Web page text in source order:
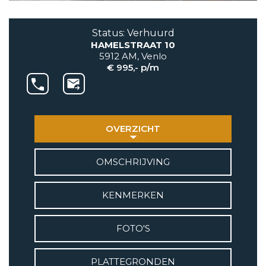
AANBOD
5931 CX Tegelen
info@vetebe.nl
BEL VETEBE
E-MAIL VETEBE
VETEBE INSTAGRAM
VETEBE FACEBOOK
Status: Verhuurd
HAMELSTRAAT 10
5912 AM, Venlo
€ 995,- p/m
OVERZICHT
OMSCHRIJVING
KENMERKEN
FOTO'S
PLATTEGRONDEN